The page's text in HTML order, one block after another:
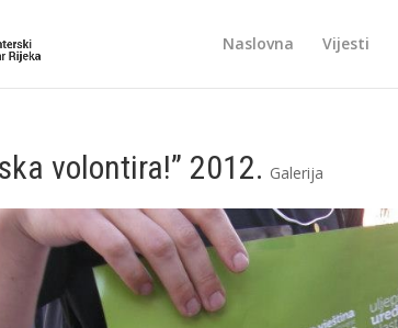
Naslovna Vijesti
volontira!” 2012. Galerija